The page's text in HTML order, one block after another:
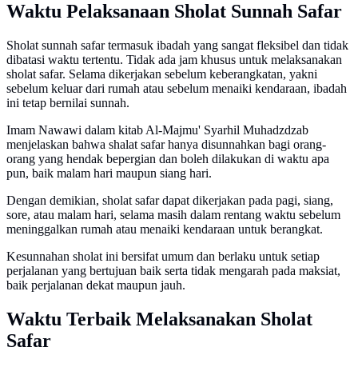
Waktu Pelaksanaan Sholat Sunnah Safar
Sholat sunnah safar termasuk ibadah yang sangat fleksibel dan tidak
dibatasi waktu tertentu. Tidak ada jam khusus untuk melaksanakan
sholat safar. Selama dikerjakan sebelum keberangkatan, yakni
sebelum keluar dari rumah atau sebelum menaiki kendaraan, ibadah
ini tetap bernilai sunnah.
Imam Nawawi dalam kitab Al-Majmu' Syarhil Muhadzdzab
menjelaskan bahwa shalat safar hanya disunnahkan bagi orang-
orang yang hendak bepergian dan boleh dilakukan di waktu apa
pun, baik malam hari maupun siang hari.
Dengan demikian, sholat safar dapat dikerjakan pada pagi, siang,
sore, atau malam hari, selama masih dalam rentang waktu sebelum
meninggalkan rumah atau menaiki kendaraan untuk berangkat.
Kesunnahan sholat ini bersifat umum dan berlaku untuk setiap
perjalanan yang bertujuan baik serta tidak mengarah pada maksiat,
baik perjalanan dekat maupun jauh.
Waktu Terbaik Melaksanakan Sholat
Safar